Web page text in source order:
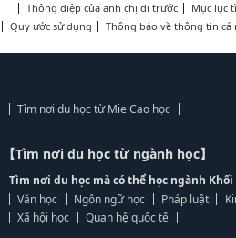
Thông điệp của anh chị đi trước
Mục lục
Quy ước sử dụng
Thông báo về thông tin cá
Tìm nơi du học từ Mie Cao học
【Tìm nơi du học từ ngành học】
Tìm nơi du học mà có thể học ngành Khối
Văn học
Ngôn ngữ học Pháp luật
Xã hội học
Quan hệ quốc tế